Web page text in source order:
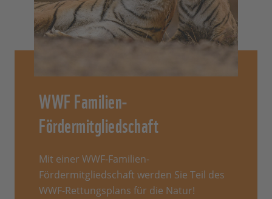
WWF Familien-
Fördermitgliedschaft
Mit einer WWF-Familien-
Fördermitgliedschaft werden Sie Teil des
WWF-Rettungsplans für die Natur!